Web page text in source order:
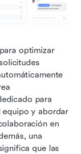
optimizar
para
equipo y abordar
en
una
que las